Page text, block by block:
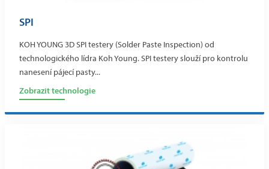
SPI
KOH YOUNG 3D SPI testery (Solder Paste Inspection) od
technologického lídra Koh Young. SPI testery slouží pro kontrolu
nanesení pájecí pasty...
Zobrazit technologie